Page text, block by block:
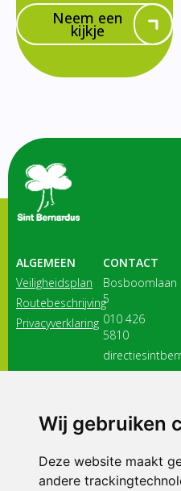
Wij gebruiken
Deze website maakt
andere
Neem een
kijkje
ALGEMEEN
Veiligheidsplan
Routebeschrijving
Privacyverklaring
CONTACT
Bosboomlaan
5
010 426
5810
3116 JB